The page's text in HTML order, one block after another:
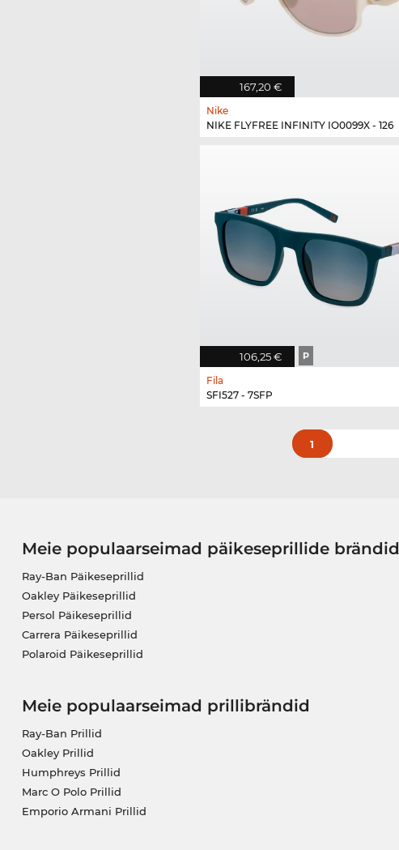
167,20 €
Nike
NIKE FLYFREE INFINITY IO0099X - 126
106,25 € P
Fila
SFI527 - 7SFP
1
Meie populaarseimad päikeseprillide brändid
Ray-Ban Päikeseprillid
Oakley Päikeseprillid
Persol Päikeseprillid
Carrera Päikeseprillid
Polaroid Päikeseprillid
Meie populaarseimad prillibrändid
Ray-Ban Prillid
Oakley Prillid
Humphreys Prillid
Marc O Polo Prillid
Emporio Armani Prillid